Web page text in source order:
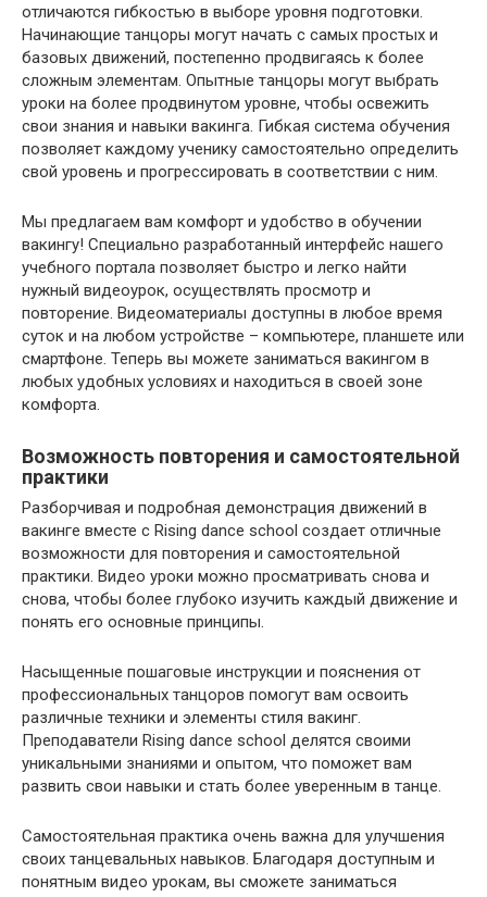
отличаются гибкостью в выборе уровня подготовки.
Начинающие танцоры могут начать с самых простых и
базовых движений, постепенно продвигаясь к более
сложным элементам. Опытные танцоры могут выбрать
уроки на более продвинутом уровне, чтобы освежить
свои знания и навыки вакинга. Гибкая система обучения
позволяет каждому ученику самостоятельно определить
свой уровень и прогрессировать в соответствии с ним.
Мы предлагаем вам комфорт и удобство в обучении
вакингу! Специально разработанный интерфейс нашего
учебного портала позволяет быстро и легко найти
нужный видеоурок, осуществлять просмотр и
повторение. Видеоматериалы доступны в любое время
суток и на любом устройстве – компьютере, планшете или
смартфоне. Теперь вы можете заниматься вакингом в
любых удобных условиях и находиться в своей зоне
комфорта.
Возможность повторения и самостоятельной
практики
Разборчивая и подробная демонстрация движений в
вакинге вместе с Rising dance school создает отличные
возможности для повторения и самостоятельной
практики. Видео уроки можно просматривать снова и
снова, чтобы более глубоко изучить каждый движение и
понять его основные принципы.
Насыщенные пошаговые инструкции и пояснения от
профессиональных танцоров помогут вам освоить
различные техники и элементы стиля вакинг.
Преподаватели Rising dance school делятся своими
уникальными знаниями и опытом, что поможет вам
развить свои навыки и стать более уверенным в танце.
Самостоятельная практика очень важна для улучшения
своих танцевальных навыков. Благодаря доступным и
понятным видео урокам, вы сможете заниматься